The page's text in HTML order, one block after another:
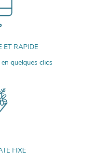
ET RAPIDE
quelques clics
FIXE